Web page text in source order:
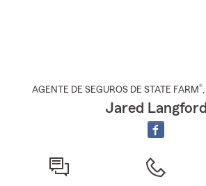
AGENTE DE SEGUROS DE STATE FARM®,
Jared Langford